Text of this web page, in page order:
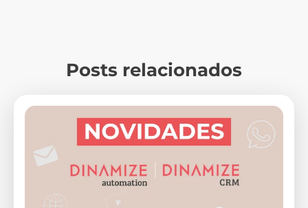
Posts relacionados